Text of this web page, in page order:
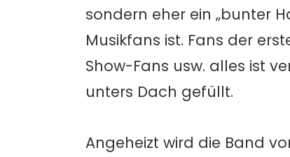
sondern eher ein „bunter
Musikfans ist. Fans der
Show-Fans usw. alles ist
unters Dach gefüllt.
Angeheizt wird die Band